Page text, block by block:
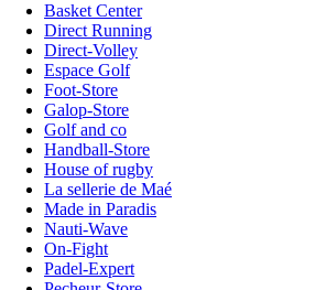
Basket Center
Direct Running
Direct-Volley
Espace Golf
Foot-Store
Galop-Store
Golf and co
Handball-Store
House of rugby
La sellerie de Maé
Made in Paradis
Nauti-Wave
On-Fight
Padel-Expert